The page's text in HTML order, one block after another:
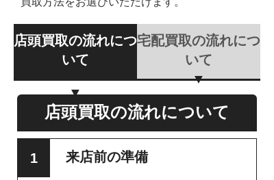
店頭買取の流れにつ
いて
宅配買取の流れにつ
いて
店頭買取の流れについて
来店前の準備